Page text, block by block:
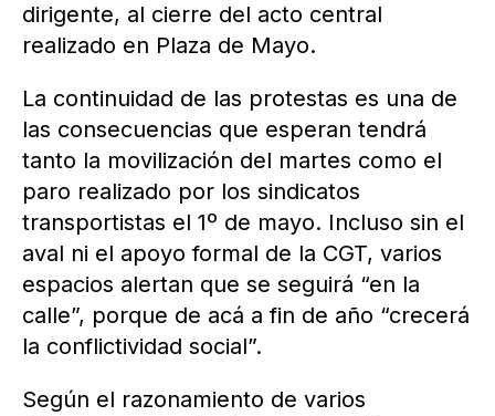
dirigente, al cierre del acto central
realizado en Plaza de Mayo.
La continuidad de las protestas es una de
las consecuencias que esperan tendrá
tanto la movilización del martes como el
paro realizado por los sindicatos
transportistas el 1º de mayo. Incluso sin el
aval ni el apoyo formal de la CGT, varios
espacios alertan que se seguirá “en la
calle”, porque de acá a fin de año “crecerá
la conflictividad social”.
Según el razonamiento de varios